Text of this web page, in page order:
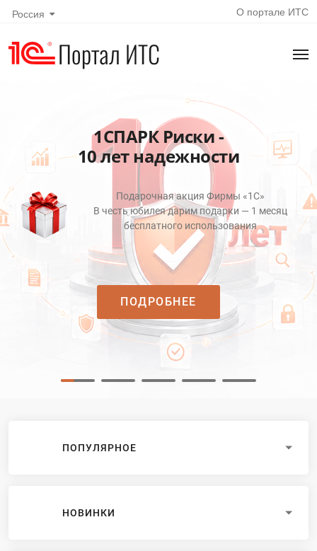
Россия О портале ИТС
Портал ИТС
1СПАРК Риски -
10 лет надежности
Подарочная акция Фирмы «1С»
В честь юбилея дарим подарки — 1 месяц
бесплатного использования
ПОДРОБНЕЕ
ПОПУЛЯРНОЕ
НОВИНКИ